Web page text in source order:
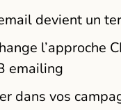
devient un
l’approche
emailing
dans vos